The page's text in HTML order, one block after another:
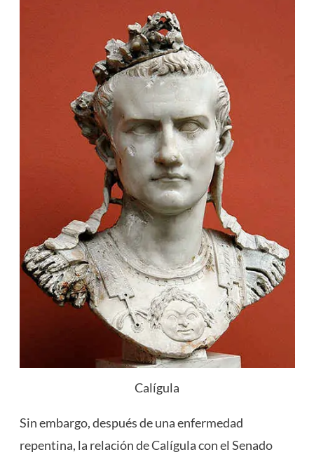
Calígula
Sin embargo, después de una enfermedad
repentina, la relación de Calígula con el Senado